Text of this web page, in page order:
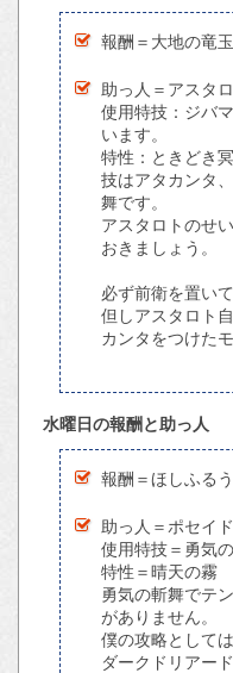
報酬＝大地の竜
助っ人＝アスタ
使用特技：ジバ
います。
特性：ときどき
技はアタカンタ
舞です。
アスタロトのせ
おきましょう。
必ず前衛を置い
但しアスタロト
カンタをつけた
水曜日の報酬と助っ人
報酬＝ほしふる
助っ人＝ポセイ
使用特技＝勇気
特性＝晴天の霧
勇気の斬舞でテ
がありません。
僕の攻略としては
ダークドリアー